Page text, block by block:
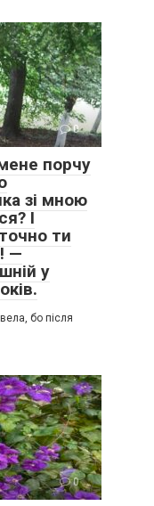
0
порчу
зі мною
І
ти
—
у
бо після
0